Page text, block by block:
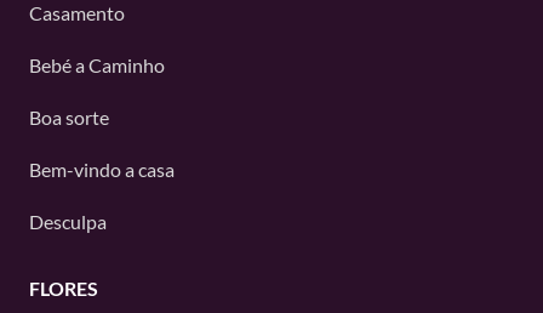
Casamento
Bebé a Caminho
Boa sorte
Bem-vindo a casa
Desculpa
FLORES